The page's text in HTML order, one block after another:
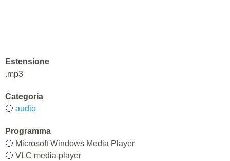
Estensione
.mp3
Categoria
🔵 audio
Programma
🔵 Microsoft Windows Media Player
🔵 VLC media player